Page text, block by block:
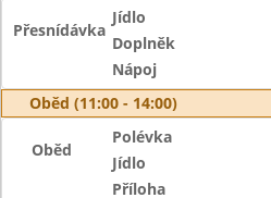
Přesnídávka
Jídlo
Doplněk
Nápoj
Oběd (11:00 - 14:00)
Oběd
Polévka
Jídlo
Příloha